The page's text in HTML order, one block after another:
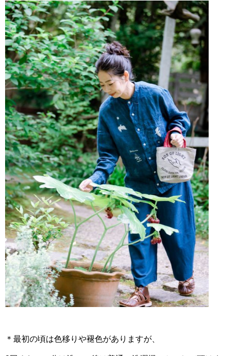
＊最初の頃は色移りや褪色がありますが、